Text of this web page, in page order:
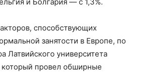
способствующих
занятости в Европе, по
Латвийского университета
который провел обширные